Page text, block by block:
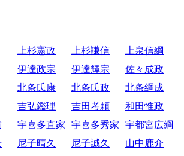
上杉憲政 上杉謙信 上泉信綱
伊達政宗 伊達輝宗 佐々成政
北条氏康 北条氏政 北条綱成
吉弘鑑理 吉田考頼 和田惟政
宇喜多直家 宇喜多秀家 宇都宮広綱
尼子晴久 尼子誠久 山中鹿介